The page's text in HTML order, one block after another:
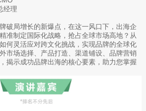
经理
破局增长的新爆点，在这一风口下，出海企
准制定国际化战略，抢占全球市场高地？从
何灵活应对跨文化挑战，实现品牌的全球化
市场选择、产品打造、渠道铺设、品牌营销
揭示成功品牌出海的核心要素，助力您掌握